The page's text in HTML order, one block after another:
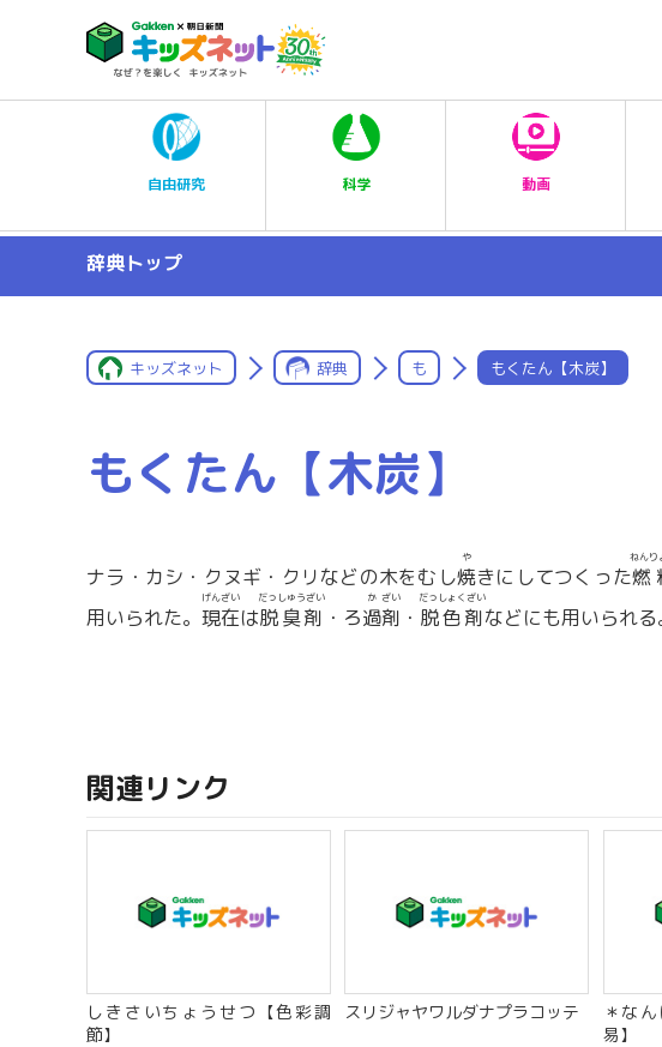
自由研究 科学 動画
辞典トップ
キッズネット 辞典 も もくたん【木炭】
もくたん【木炭】
ナラ・カシ・クヌギ・クリなどの木をむし焼
や
きにしてつくった燃
ねんり
用いられた。 現在
げんざい
は脱臭剤
だっしゅうざい
・ろ過
か
剤
ざい
・ 脱色剤
だっしょくざい
などにも用いられる
関連リンク
しきさいちょうせつ【色彩調
節】
スリジャヤワルダナプラコッテ
＊な
易】